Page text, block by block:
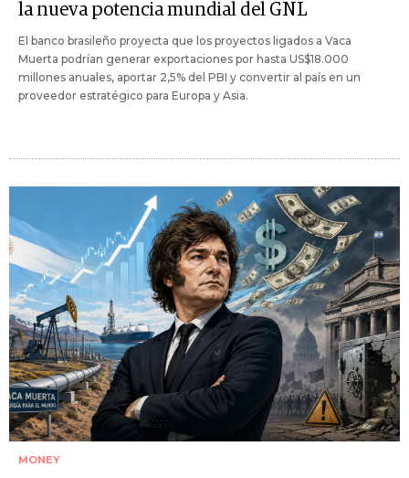
la nueva potencia mundial del GNL
El banco brasileño proyecta que los proyectos ligados a Vaca
Muerta podrían generar exportaciones por hasta US$18.000
millones anuales, aportar 2,5% del PBI y convertir al país en un
proveedor estratégico para Europa y Asia.
MONEY